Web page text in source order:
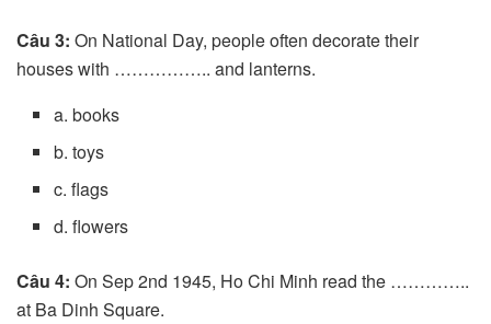
Câu 3: On National Day, people often decorate their
houses with …………….. and lanterns.
a. books
b. toys
c. flags
d. flowers
Câu 4: On Sep 2nd 1945, Ho Chi Minh read the …………..
at Ba Dinh Square.